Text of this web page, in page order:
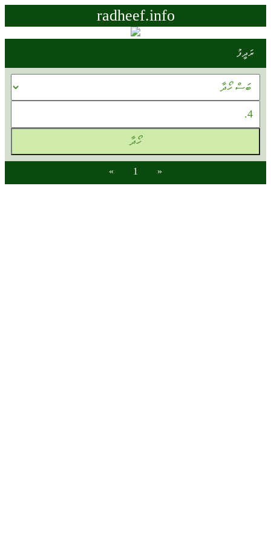
radheef.info
ރަދީފު
«
1
»